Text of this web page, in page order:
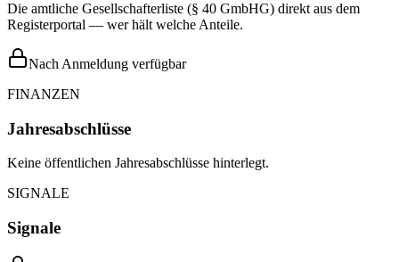
Die amtliche Gesellschafterliste (§ 40 GmbHG) direkt aus dem
Registerportal — wer hält welche Anteile.
Nach Anmeldung verfügbar
FINANZEN
Jahresabschlüsse
Keine öffentlichen Jahresabschlüsse hinterlegt.
SIGNALE
Signale